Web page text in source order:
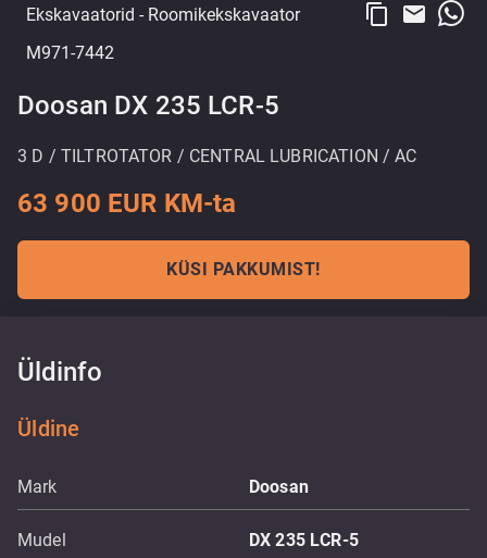
Ekskavaatorid - Roomikekskavaator
M971-7442
content_copy email
Doosan DX 235 LCR-5
3 D / TILTROTATOR / CENTRAL LUBRICATION / AC
63 900 EUR KM-ta
KÜSI PAKKUMIST!
Üldinfo
Üldine
Mark Doosan
Mudel DX 235 LCR-5